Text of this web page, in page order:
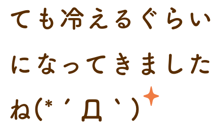
ても冷えるぐらい
になってきました
ね(*´Д｀)